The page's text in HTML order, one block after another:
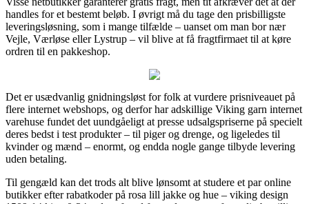
handles for et bestemt beløb. I øvrigt må du tage den prisbilligste
leveringsløsning, som i mange tilfælde – uanset om man bor nær
Vejle, Værløse eller Lystrup – vil blive at få fragtfirmaet til at køre
ordren til en pakkeshop.
Det er usædvanlig gnidningsløst for folk at vurdere prisniveauet på
flere internet webshops, og derfor har adskillige Viking garn internet
varehuse fundet det uundgåeligt at presse udsalgspriserne på specielt
deres bedst i test produkter – til piger og drenge, og ligeledes til
kvinder og mænd – enormt, og endda nogle gange tilbyde levering
uden betaling.
Til gengæld kan det trods alt blive lønsomt at studere et par online
butikker efter rabatkoder på rosa lill jakke og hue – viking design